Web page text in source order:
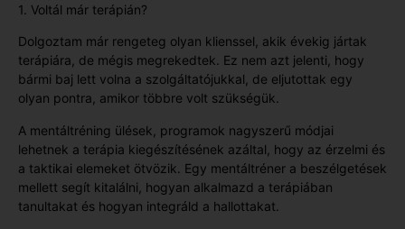
1. Voltál már terápián?
Dolgoztam már rengeteg olyan klienssel, akik évekig jártak
terápiára, de mégis megrekedtek. Ez nem azt jelenti, hogy
bármi baj lett volna a szolgáltatójukkal, de eljutottak egy
olyan pontra, amikor többre volt szükségük.
A mentáltréning ülések, programok nagyszerű módjai
lehetnek a terápia kiegészítésének azáltal, hogy az érzelmi és
a taktikai elemeket ötvözik. Egy mentáltréner a beszélgetések
mellett segít kitalálni, hogyan alkalmazd a terápiában
tanultakat és hogyan integráld a hallottakat.